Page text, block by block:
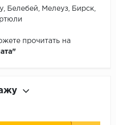
Белебей, Мелеуз, Бирск,
прочитать на